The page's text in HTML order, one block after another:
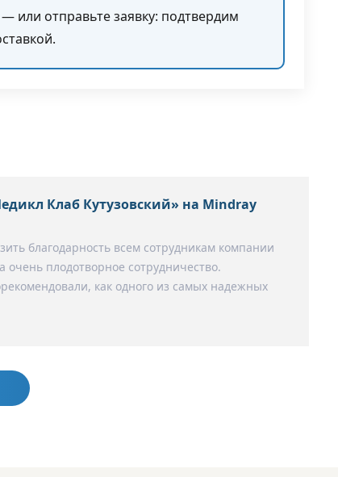
или отправьте заявку: подтвердим
Клаб Кутузовский» на Mindray
благодарность всем сотрудникам компании
очень плодотворное сотрудничество.
как одного из самых надежных